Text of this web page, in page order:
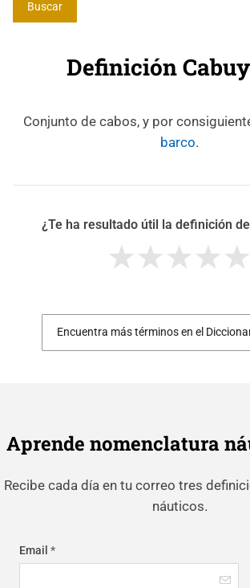
Definición
Conjunto de cabos, y por
barco.
¿Te ha resultado útil la definición
Encuentra más términos en el
Aprende nomenclatura
Recibe cada día en tu correo tres
náuticos.
Email *